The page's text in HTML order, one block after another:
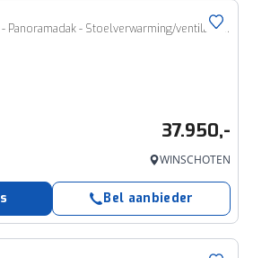
7 1.5 GDI SHS-P Exclusive - Panoramadak - Stoelverwarming/ventilatie - Apple Carplay/Android Auto - Fabrieksgarantie 7 jaar/150.000km
37.950,-
WINSCHOTEN
Bel aanbieder